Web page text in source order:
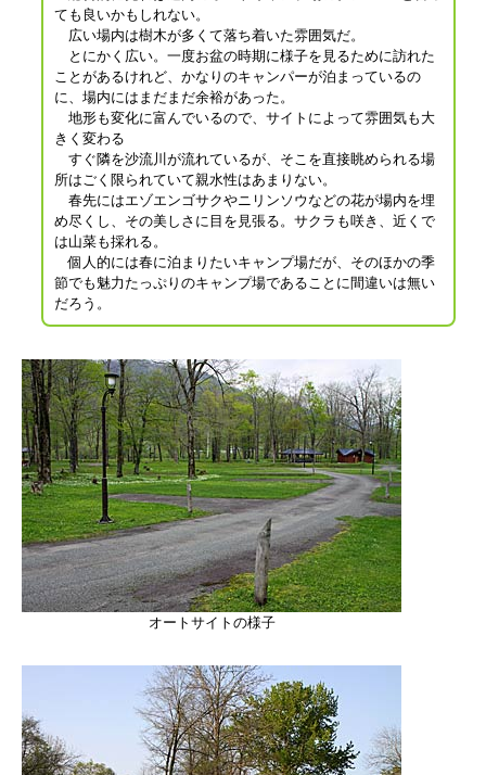
ても良いかもしれない。
広い場内は樹木が多くて落ち着いた雰囲気だ。
とにかく広い。一度お盆の時期に様子を見るために訪れた
ことがあるけれど、かなりのキャンパーが泊まっているの
に、場内にはまだまだ余裕があった。
地形も変化に富んでいるので、サイトによって雰囲気も大
きく変わる
すぐ隣を沙流川が流れているが、そこを直接眺められる場
所はごく限られていて親水性はあまりない。
春先にはエゾエンゴサクやニリンソウなどの花が場内を埋
め尽くし、その美しさに目を見張る。サクラも咲き、近くで
は山菜も採れる。
個人的には春に泊まりたいキャンプ場だが、そのほかの季
節でも魅力たっぷりのキャンプ場であることに間違いは無い
だろう。
オートサイトの様子